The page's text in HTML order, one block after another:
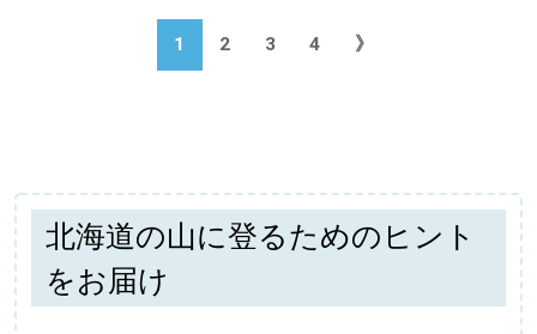
1 2 3 4 》
北海道の山に登るためのヒント
をお届け